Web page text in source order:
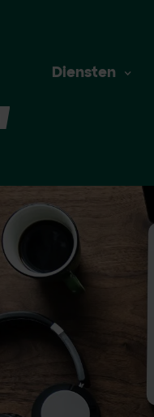
Diensten